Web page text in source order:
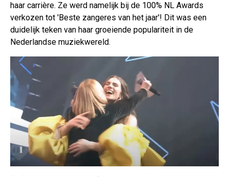
haar carrière. Ze werd namelijk bij de 100% NL Awards
verkozen tot 'Beste zangeres van het jaar'! Dit was een
duidelijk teken van haar groeiende populariteit in de
Nederlandse muziekwereld.